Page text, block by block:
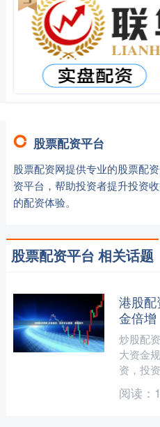
股票配资平台
股票配资网提供专业的股票配
资平台，帮助投资者提升投资
的配资体验。
股票配资平台 相关话题
港股
金倍
炒股配
大资金
资，投
更大的
在许多
阅读：